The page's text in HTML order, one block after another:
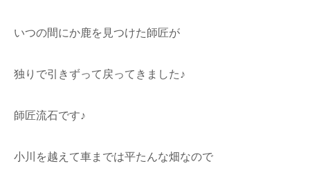
いつの間にか鹿を見つけた師匠が
独りで引きずって戻ってきました♪
師匠流石です♪
小川を越えて車までは平たんな畑なので